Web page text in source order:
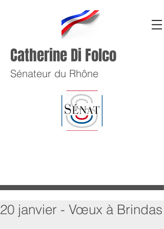
Catherine Di Folco
Sénateur du Rhône
20 janvier - Vœux à Brindas